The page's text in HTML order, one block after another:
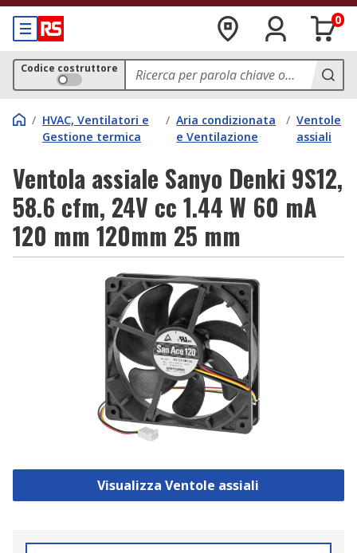
0
Codice costruttore
/ HVAC, Ventilatori e
Gestione termica
/ Aria condizionata
e Ventilazione
/ Ventole
assiali
Ventola assiale Sanyo Denki 9S12,
58.6 cfm, 24V cc 1.44 W 60 mA
120 mm 120mm 25 mm
Visualizza Ventole assiali